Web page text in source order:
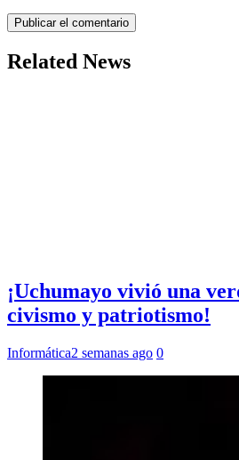
Related News
¡Uchumayo vivió una
civismo y patriotismo!
Informática2 semanas ago 0